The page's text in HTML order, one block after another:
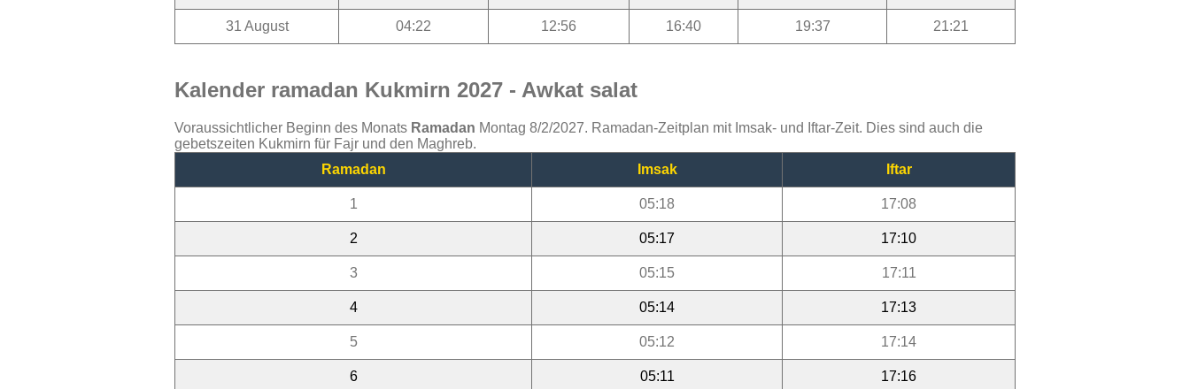
31 August 04:22 12:56 16:40 19:37 21:21
Kalender ramadan Kukmirn 2027 - Awkat salat
Voraussichtlicher Beginn des Monats Ramadan Montag 8/2/2027. Ramadan-Zeitplan mit Imsak- und Iftar-Zeit. Dies sind auch die
gebetszeiten Kukmirn für Fajr und den Maghreb.
Ramadan
Imsak Iftar
1 05:18 17:08
2 05:17 17:10
3 05:15 17:11
4 05:14 17:13
5 05:12 17:14
6 05:11 17:16